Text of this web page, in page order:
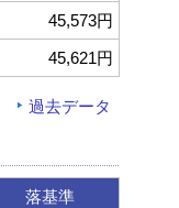
45,573円
45,621円
過去データ
落基準